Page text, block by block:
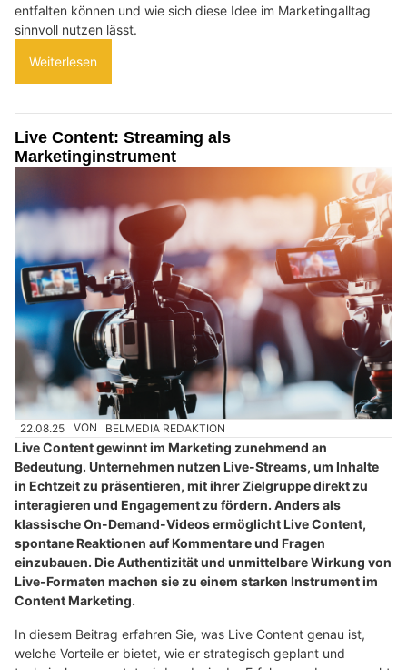
entfalten können und wie sich diese Idee im Marketingalltag
sinnvoll nutzen lässt.
Weiterlesen
Live Content: Streaming als
Marketinginstrument
22.08.25 VON BELMEDIA REDAKTION
Live Content gewinnt im Marketing zunehmend an
Bedeutung. Unternehmen nutzen Live-Streams, um Inhalte
in Echtzeit zu präsentieren, mit ihrer Zielgruppe direkt zu
interagieren und Engagement zu fördern. Anders als
klassische On-Demand-Videos ermöglicht Live Content,
spontane Reaktionen auf Kommentare und Fragen
einzubauen. Die Authentizität und unmittelbare Wirkung von
Live-Formaten machen sie zu einem starken Instrument im
Content Marketing.
In diesem Beitrag erfahren Sie, was Live Content genau ist,
welche Vorteile er bietet, wie er strategisch geplant und